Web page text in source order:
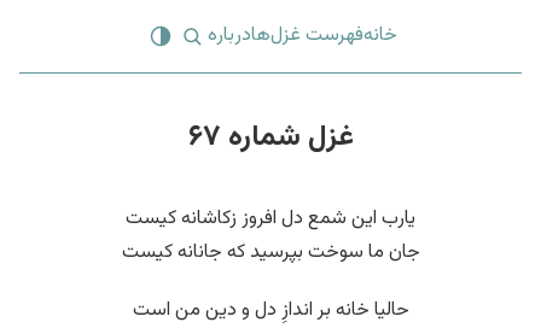
خانهفهرست غزل‌هادرباره
غزل شماره ۶۷
یارب این شمع دل افروز زکاشانه کیست
جان ما سوخت بپرسید که جانانه کیست
حالیا خانه بر اندازِ دل و دین من است